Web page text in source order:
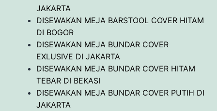
JAKARTA
DISEWAKAN MEJA BARSTOOL COVER HITAM
DI BOGOR
DISEWAKAN MEJA BUNDAR COVER
EXLUSIVE DI JAKARTA
DISEWAKAN MEJA BUNDAR COVER HITAM
TEBAR DI BEKASI
DISEWAKAN MEJA BUNDAR COVER PUTIH DI
JAKARTA